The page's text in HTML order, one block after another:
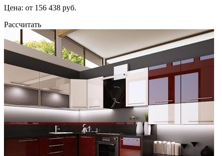
Цена: от 156 438 руб.
Рассчитать